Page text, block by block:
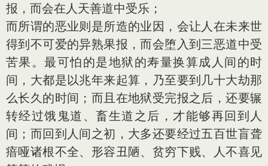
报，而会在人天善道中受乐；
而所谓的恶业则是所造的业因，会让人在未来世
得到不可爱的异熟果报，而会堕入到三恶道中受
苦果。最可怕的是地狱的寿量换算成人间的时
间，大都是以兆年来起算，乃至要到几十大劫那
么长久的时间；而且在地狱受完报之后，还要辗
转经过饿鬼道、畜生道之后，才能够再回到人
间；而回到人间之初，大多还要经过五百世盲聋
瘖哑诸根不全、形容丑陋、贫穷下贱、人不喜见